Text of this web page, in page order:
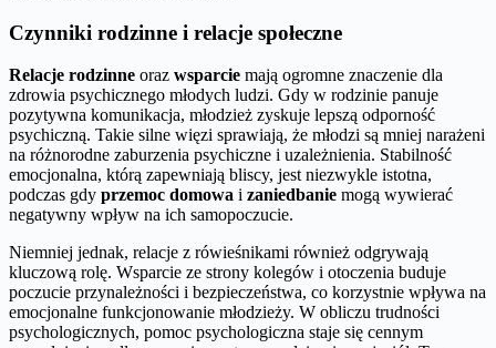
Czynniki rodzinne i relacje społeczne
Relacje rodzinne oraz wsparcie mają ogromne znaczenie dla
zdrowia psychicznego młodych ludzi. Gdy w rodzinie panuje
pozytywna komunikacja, młodzież zyskuje lepszą odporność
psychiczną. Takie silne więzi sprawiają, że młodzi są mniej narażeni
na różnorodne zaburzenia psychiczne i uzależnienia. Stabilność
emocjonalna, którą zapewniają bliscy, jest niezwykle istotna,
podczas gdy przemoc domowa i zaniedbanie mogą wywierać
negatywny wpływ na ich samopoczucie.
Niemniej jednak, relacje z rówieśnikami również odgrywają
kluczową rolę. Wsparcie ze strony kolegów i otoczenia buduje
poczucie przynależności i bezpieczeństwa, co korzystnie wpływa na
emocjonalne funkcjonowanie młodzieży. W obliczu trudności
psychologicznych, pomoc psychologiczna staje się cennym